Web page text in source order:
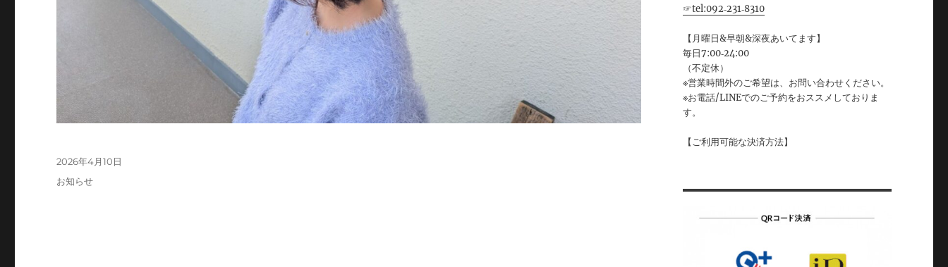
投
稿
2026年4月10日
カ
お知らせ
☞tel:092‐231‐8310
【月曜日&早朝&深夜あいてます】
毎日7:00‐24:00
（不定休）
※営業時間外のご希望は、お問い合わせください。
※お電話/LINEでのご予約をおススメしておりま
す。
【ご利用可能な決済方法】